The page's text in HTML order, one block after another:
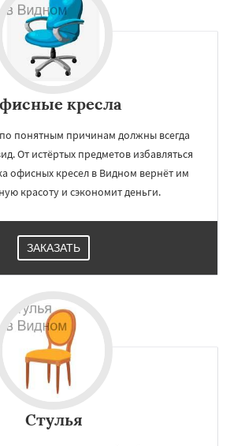
кресла
понятным причинам должны всегда
От истёртых предметов избавляться
офисных кресел в Видном вернёт им
красоту и сэкономит деньги.
ЗАКАЗАТЬ
Стулья